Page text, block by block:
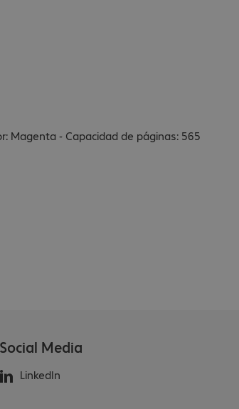
Magenta - Capacidad de páginas: 565
Social Media
LinkedIn